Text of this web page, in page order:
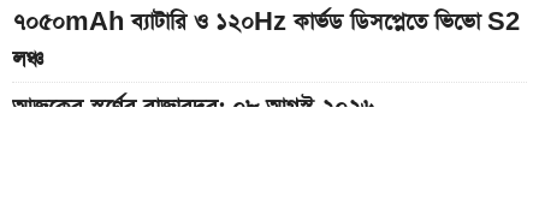
৭০৫০mAh ব্যাটারি ও ১২০Hz কার্ভড ডিসপ্লেতে ভিভো S2
লঞ্চ
আজকের স্বর্ণের বাজারদর: ০৮ আগস্ট ২০২৬